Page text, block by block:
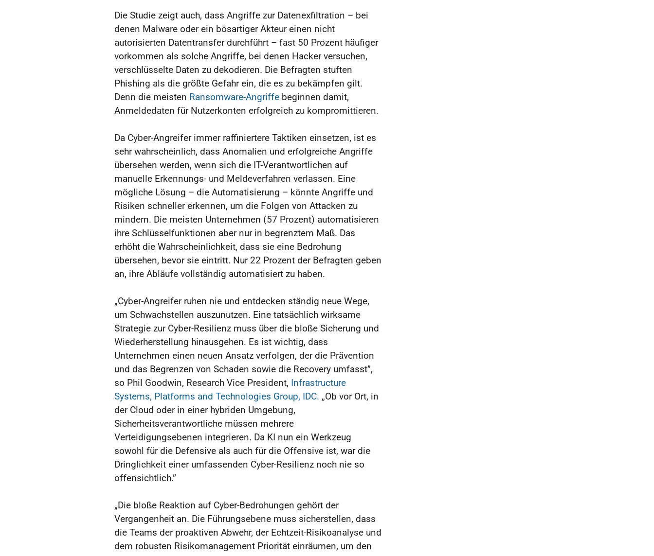
Die Studie zeigt auch, dass Angriffe zur Datenexfiltration – bei
denen Malware oder ein bösartiger Akteur einen nicht
autorisierten Datentransfer durchführt – fast 50 Prozent häufiger
vorkommen als solche Angriffe, bei denen Hacker versuchen,
verschlüsselte Daten zu dekodieren. Die Befragten stuften
Phishing als die größte Gefahr ein, die es zu bekämpfen gilt.
Denn die meisten Ransomware-Angriffe beginnen damit,
Anmeldedaten für Nutzerkonten erfolgreich zu kompromittieren.
Da Cyber-Angreifer immer raffiniertere Taktiken einsetzen, ist es
sehr wahrscheinlich, dass Anomalien und erfolgreiche Angriffe
übersehen werden, wenn sich die IT-Verantwortlichen auf
manuelle Erkennungs- und Meldeverfahren verlassen. Eine
mögliche Lösung – die Automatisierung – könnte Angriffe und
Risiken schneller erkennen, um die Folgen von Attacken zu
mindern. Die meisten Unternehmen (57 Prozent) automatisieren
ihre Schlüsselfunktionen aber nur in begrenztem Maß. Das
erhöht die Wahrscheinlichkeit, dass sie eine Bedrohung
übersehen, bevor sie eintritt. Nur 22 Prozent der Befragten geben
an, ihre Abläufe vollständig automatisiert zu haben.
„Cyber-Angreifer ruhen nie und entdecken ständig neue Wege,
um Schwachstellen auszunutzen. Eine tatsächlich wirksame
Strategie zur Cyber-Resilienz muss über die bloße Sicherung und
Wiederherstellung hinausgehen. Es ist wichtig, dass
Unternehmen einen neuen Ansatz verfolgen, der die Prävention
und das Begrenzen von Schaden sowie die Recovery umfasst”,
so Phil Goodwin, Research Vice President, Infrastructure
Systems, Platforms and Technologies Group, IDC. „Ob vor Ort, in
der Cloud oder in einer hybriden Umgebung,
Sicherheitsverantwortliche müssen mehrere
Verteidigungsebenen integrieren. Da KI nun ein Werkzeug
sowohl für die Defensive als auch für die Offensive ist, war die
Dringlichkeit einer umfassenden Cyber-Resilienz noch nie so
offensichtlich.”
„Die bloße Reaktion auf Cyber-Bedrohungen gehört der
Vergangenheit an. Die Führungsebene muss sicherstellen, dass
die Teams der proaktiven Abwehr, der Echtzeit-Risikoanalyse und
dem robusten Risikomanagement Priorität einräumen, um den